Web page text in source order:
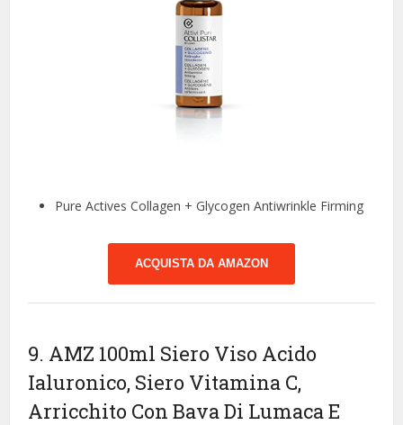
Pure Actives Collagen + Glycogen Antiwrinkle Firming
ACQUISTA DA AMAZON
9. AMZ 100ml Siero Viso Acido
Ialuronico, Siero Vitamina C,
Arricchito Con Bava Di Lumaca E